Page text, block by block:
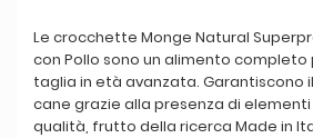
Le crocchette Monge Natural
con Pollo sono un alimento completo
taglia in età avanzata. Garantiscono
cane grazie alla presenza di
qualità, frutto della ricerca Made in